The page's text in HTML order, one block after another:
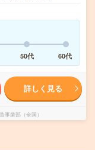
50代 60代
詳しく見る
業部（全国）